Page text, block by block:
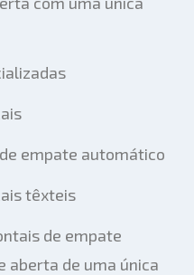
empate automático
têxteis
de empate
aberta de uma única